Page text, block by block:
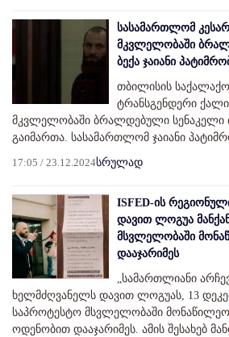
სასამართლომ
მკვლელობაში
ბექა ჯაიანი
თბილისის
ტრანსგენდერი
მკვლელობაში ბრალდებული სენაკელი
გაიმართა. სასამართლომ ჯაიანი
17:05 / 23.12.2024სრულად
ISFED-ის
დავით ლოგუა
მსვლელობაში
დააჯარიმეს
„სამართლიანი
ხელმძღვანელს დავით ლოგუას, 13
საპროტესტო მსვლელობაში
ოდენობით დააჯარიმეს. ამის შესახებ